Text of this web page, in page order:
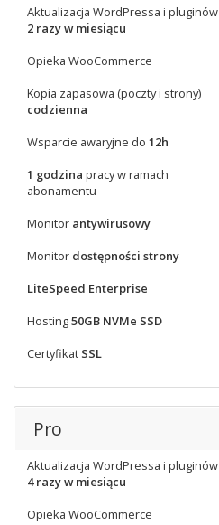
Aktualizacja WordPressa i pluginów
2 razy w miesiącu
Opieka WooCommerce
Kopia zapasowa (poczty i strony)
codzienna
Wsparcie awaryjne do 12h
1 godzina pracy w ramach
abonamentu
Monitor antywirusowy
Monitor dostępności strony
LiteSpeed Enterprise
Hosting50GB NVMe SSD
Certyfikat SSL
Pro
Aktualizacja WordPressa i pluginów
4 razy w miesiącu
Opieka WooCommerce